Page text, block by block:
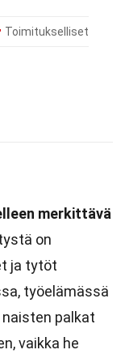
Toimitukselliset
merkittävä
on
ja tytöt
työelämässä
palkat
vaikka he